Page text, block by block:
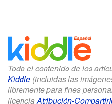
Todo el contenido de los
Kiddle (incluidas las
libremente para fines
licenciaAtribución-